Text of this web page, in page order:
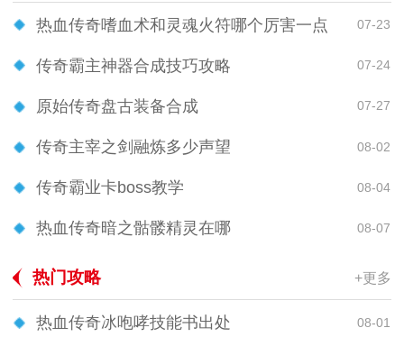
热血传奇嗜血术和灵魂火符哪个厉害一点 07-23
传奇霸主神器合成技巧攻略 07-24
原始传奇盘古装备合成 07-27
传奇主宰之剑融炼多少声望 08-02
传奇霸业卡boss教学 08-04
热血传奇暗之骷髅精灵在哪 08-07
热门攻略 +更多
热血传奇冰咆哮技能书出处 08-01